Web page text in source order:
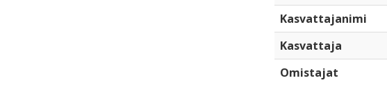
Kasvattajanimi
Kasvattaja
Omistajat